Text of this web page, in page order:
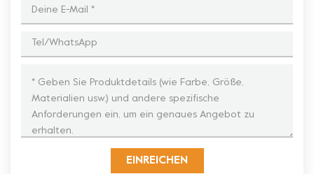
EINREICHEN